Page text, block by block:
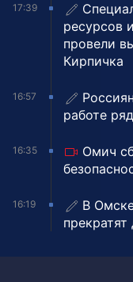
17:39
ресурсов
провели
Кирпичка
16:57
работе
16:35
Омич
16:19
В